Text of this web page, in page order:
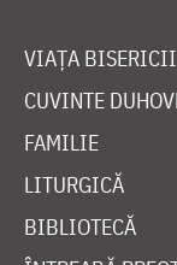
VIAȚA BISERICII
CUVINTE
FAMILIE
LITURGICĂ
BIBLIOTECĂ